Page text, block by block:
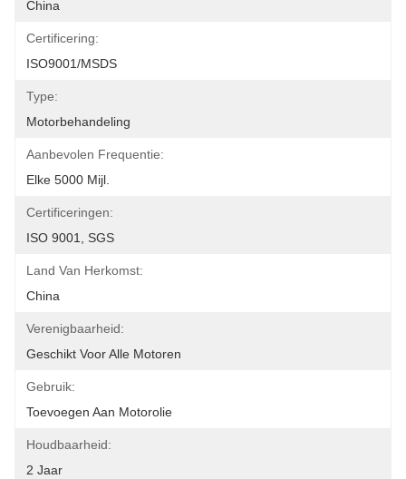
China
Certificering:
ISO9001/MSDS
Type:
Motorbehandeling
Aanbevolen Frequentie:
Elke 5000 Mijl.
Certificeringen:
ISO 9001, SGS
Land Van Herkomst:
China
Verenigbaarheid:
Geschikt Voor Alle Motoren
Gebruik:
Toevoegen Aan Motorolie
Houdbaarheid:
2 Jaar